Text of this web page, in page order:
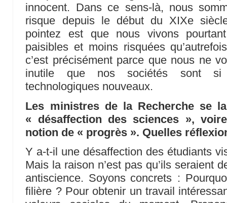
innocent. Dans ce sens-là, nous
risque depuis le début du XIXe
pointez est que nous vivons
paisibles et moins risquées
c’est précisément parce que nous ne
inutile que nos sociétés sont si
technologiques nouveaux.
Les ministres de la Recherche se
« désaffection des sciences »,
notion de « progrès ». Quelles
Y a-t-il une désaffection des étudiants
Mais la raison n’est pas qu’ils seraient
antiscience. Soyons concrets :
filière ? Pour obtenir un travail